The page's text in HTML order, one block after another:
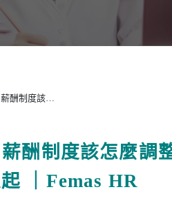
酬制度該怎麼調
｜Femas HR